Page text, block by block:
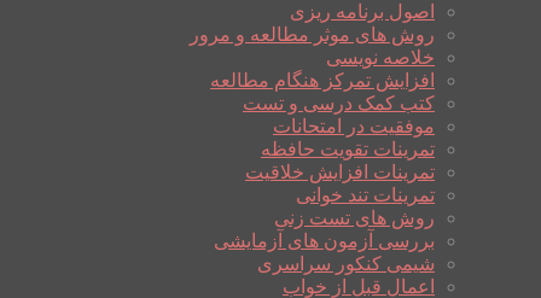
اصول برنامه ریزی
روش های موثر مطالعه و مرور
خلاصه نویسی
افزایش تمرکز هنگام مطالعه
کتب کمک درسی و تست
موفقیت در امتحانات
تمرینات تقویت حافظه
تمرینات افزایش خلاقیت
تمرینات تند خوانی
روش های تست زنی
بررسی آزمون های آزمایشی
شیمی کنکور سراسری
اعمال قبل از خواب